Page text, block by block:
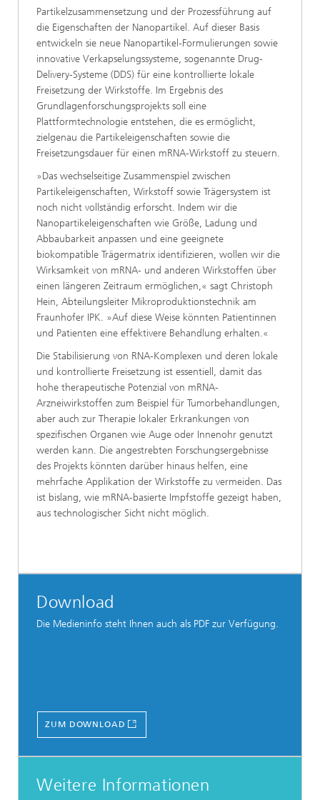
Partikelzusammensetzung und der Prozessführung auf
die Eigenschaften der Nanopartikel. Auf dieser Basis
entwickeln sie neue Nanopartikel-Formulierungen sowie
innovative Verkapselungssysteme, sogenannte Drug-
Delivery-Systeme (DDS) für eine kontrollierte lokale
Freisetzung der Wirkstoffe. Im Ergebnis des
Grundlagenforschungsprojekts soll eine
Plattformtechnologie entstehen, die es ermöglicht,
zielgenau die Partikeleigenschaften sowie die
Freisetzungsdauer für einen mRNA-Wirkstoff zu steuern.
»Das wechselseitige Zusammenspiel zwischen
Partikeleigenschaften, Wirkstoff sowie Trägersystem ist
noch nicht vollständig erforscht. Indem wir die
Nanopartikeleigenschaften wie Größe, Ladung und
Abbaubarkeit anpassen und eine geeignete
biokompatible Trägermatrix identifizieren, wollen wir die
Wirksamkeit von mRNA- und anderen Wirkstoffen über
einen längeren Zeitraum ermöglichen,« sagt Christoph
Hein, Abteilungsleiter Mikroproduktionstechnik am
Fraunhofer IPK. »Auf diese Weise könnten Patientinnen
und Patienten eine effektivere Behandlung erhalten.«
Die Stabilisierung von RNA-Komplexen und deren lokale
und kontrollierte Freisetzung ist essentiell, damit das
hohe therapeutische Potenzial von mRNA-
Arzneiwirkstoffen zum Beispiel für Tumorbehandlungen,
aber auch zur Therapie lokaler Erkrankungen von
spezifischen Organen wie Auge oder Innenohr genutzt
werden kann. Die angestrebten Forschungsergebnisse
des Projekts könnten darüber hinaus helfen, eine
mehrfache Applikation der Wirkstoffe zu vermeiden. Das
ist bislang, wie mRNA-basierte Impfstoffe gezeigt haben,
aus technologischer Sicht nicht möglich.
Download
Die Medieninfo steht Ihnen auch als PDF zur Verfügung.
ZUM DOWNLOAD
Weitere Informationen